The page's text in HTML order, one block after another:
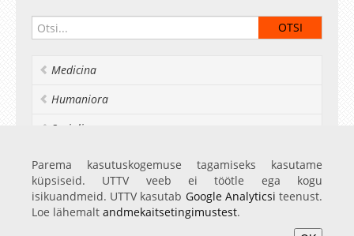
Medicina
Humaniora
Socialia
Realia et naturalia
Ülikoolist veel
Parema kasutuskogemuse tagamiseks kasutame
küpsiseid. UTTV veeb ei töötle ega kogu
isikuandmeid. UTTV kasutab Google Analyticsi teenust.
Loe lähemalt andmekaitsetingimustest.